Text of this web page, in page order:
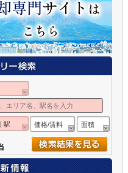
駅 価格/賃料 面積